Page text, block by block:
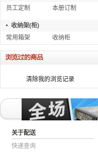
员工定制
本册订制
收纳架(柜)
常用箱架
收纳柜
清除我的浏览记录
关于配送
快递查询